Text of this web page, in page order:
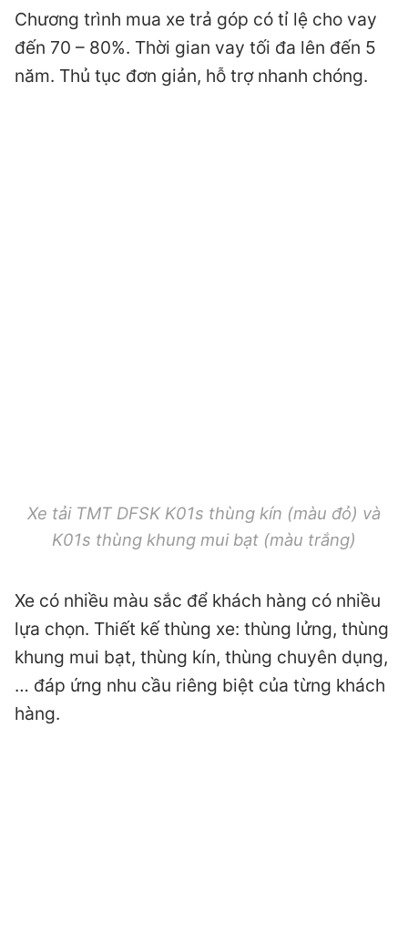
Chương trình mua xe trả góp có tỉ lệ cho vay
đến 70 – 80%. Thời gian vay tối đa lên đến 5
năm. Thủ tục đơn giản, hỗ trợ nhanh chóng.
Xe tải TMT DFSK K01s thùng kín (màu đỏ) và
K01s thùng khung mui bạt (màu trắng)
Xe có nhiều màu sắc để khách hàng có nhiều
lựa chọn. Thiết kế thùng xe: thùng lửng, thùng
khung mui bạt, thùng kín, thùng chuyên dụng,
… đáp ứng nhu cầu riêng biệt của từng khách
hàng.